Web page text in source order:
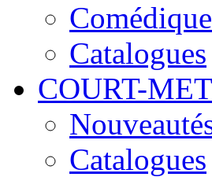
Catalogues
COURT-
Catalogues